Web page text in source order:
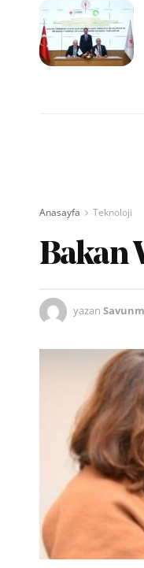
Anasayfa Teknoloji
Bakan
yazan